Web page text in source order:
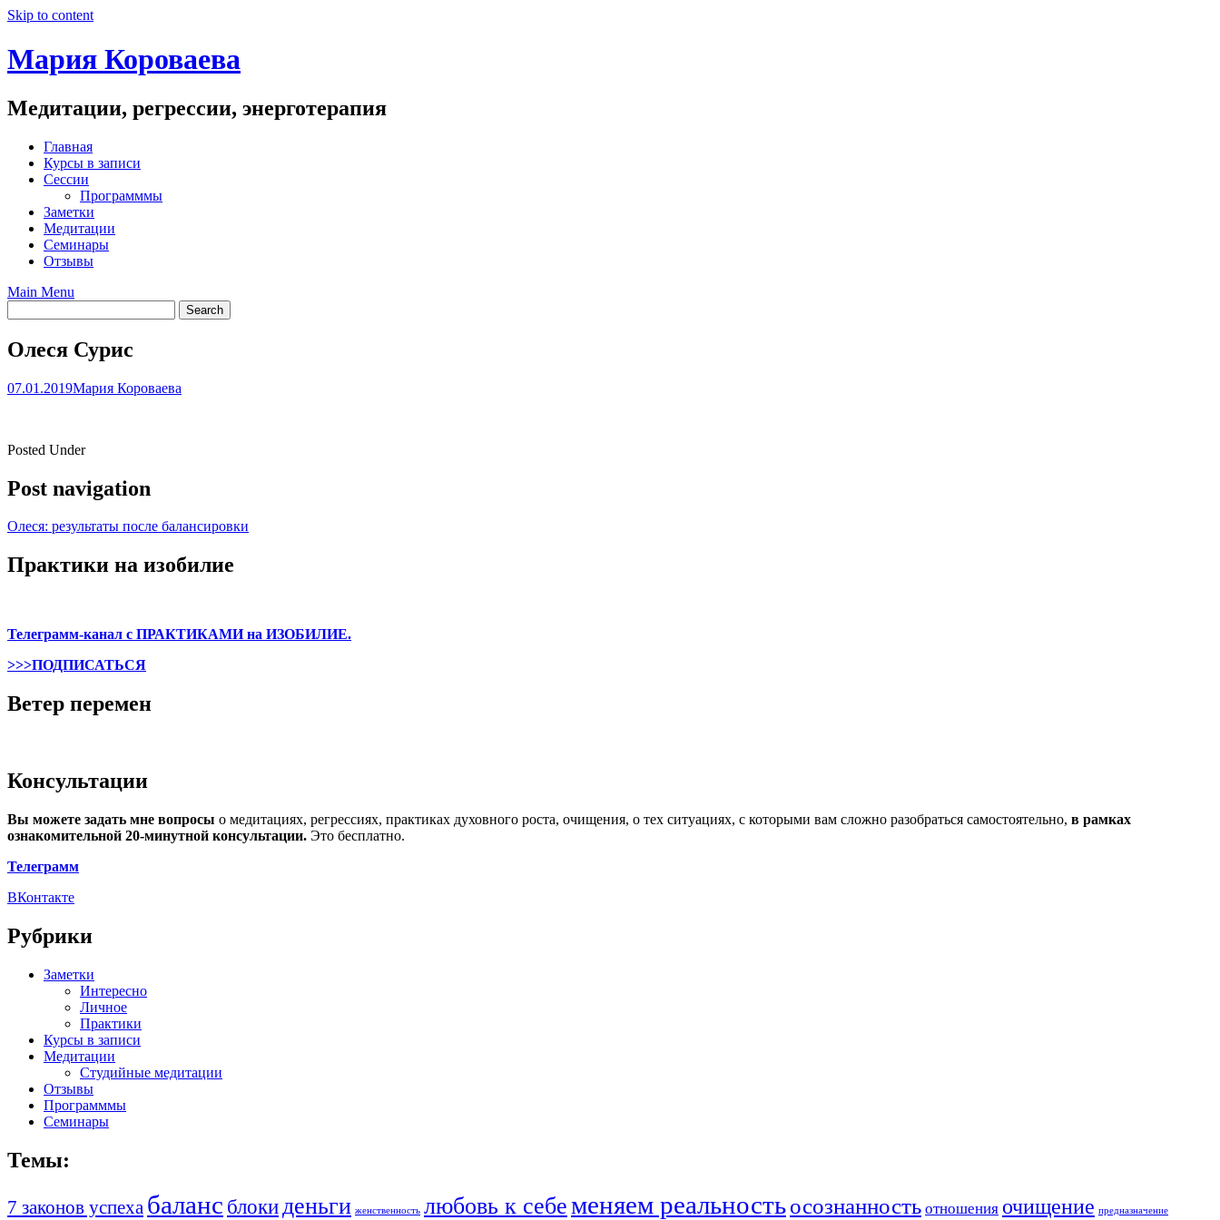
Skip to content
Мария Короваева
Медитации, регрессии, энерготерапия
Главная
Курсы в записи
Сессии
Программмы
Заметки
Медитации
Семинары
Отзывы
Main Menu
Олеся Сурис
07.01.2019Мария Короваева
Posted Under
Post navigation
Олеся: результаты после балансировки
Практики на изобилие
Телеграмм-канал с ПРАКТИКАМИ на ИЗОБИЛИЕ.
>>>ПОДПИСАТЬСЯ
Ветер перемен
Консультации
Вы можете задать мне вопросы о медитациях, регрессиях, практиках духовного роста, очищения, о тех ситуациях, с которыми вам сложно разобраться самостоятельно, в рамках
ознакомительной 20-минутной консультации. Это бесплатно.
Телеграмм
ВКонтакте
Рубрики
Заметки
Интересно
Личное
Практики
Курсы в записи
Медитации
Студийные медитации
Отзывы
Программмы
Семинары
Темы:
7 законов успеха баланс блокиденьги женственность любовь к себеменяем реальностьосознанность отношения очищение предназначение